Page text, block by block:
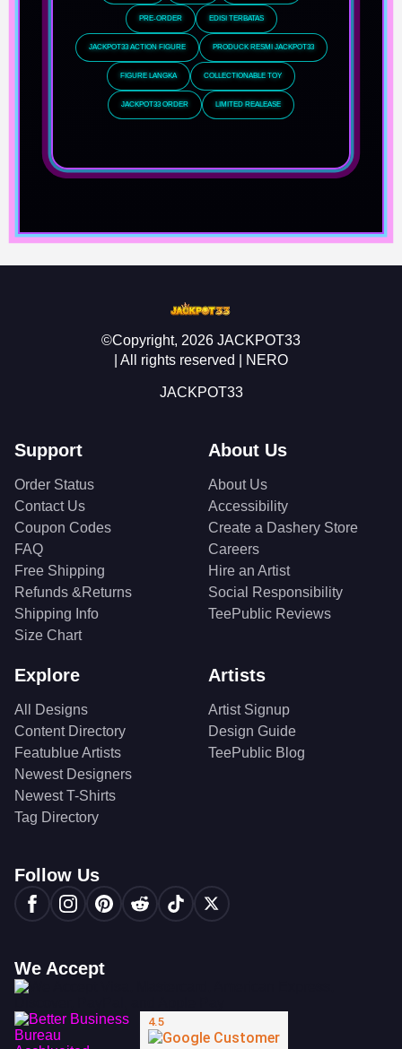
PRE-ORDER EDISI TERBATAS
JACKPOT33 ACTION FIGURE PRODUCK RESMI JACKPOT33
FIGURE LANGKA COLLECTIONABLE TOY
JACKPOT33 ORDER LIMITED REALEASE
©Copyright, 2026 JACKPOT33
| All rights reserved | NERO
JACKPOT33
Support
Order Status
Contact Us
Coupon Codes
FAQ
Free Shipping
Refunds &Returns
Shipping Info
Size Chart
About Us
About Us
Accessibility
Create a Dashery Store
Careers
Hire an Artist
Social Responsibility
TeePublic Reviews
Explore
All Designs
Content Directory
Featublue Artists
Newest Designers
Newest T-Shirts
Tag Directory
Artists
Artist Signup
Design Guide
TeePublic Blog
Follow Us
We Accept